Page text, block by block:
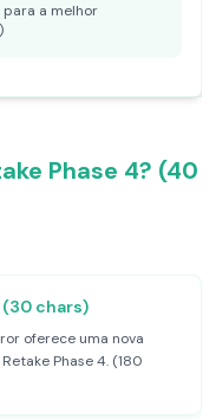
para a melhor
Phase 4? (40
(30 chars)
oferece uma nova
Phase 4. (180